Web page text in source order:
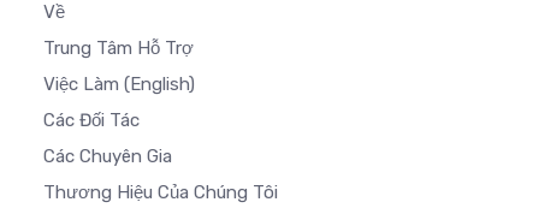
Về
Trung Tâm Hỗ Trợ
Việc Làm (English)
Các Đối Tác
Các Chuyên Gia
Thương Hiệu Của Chúng Tôi